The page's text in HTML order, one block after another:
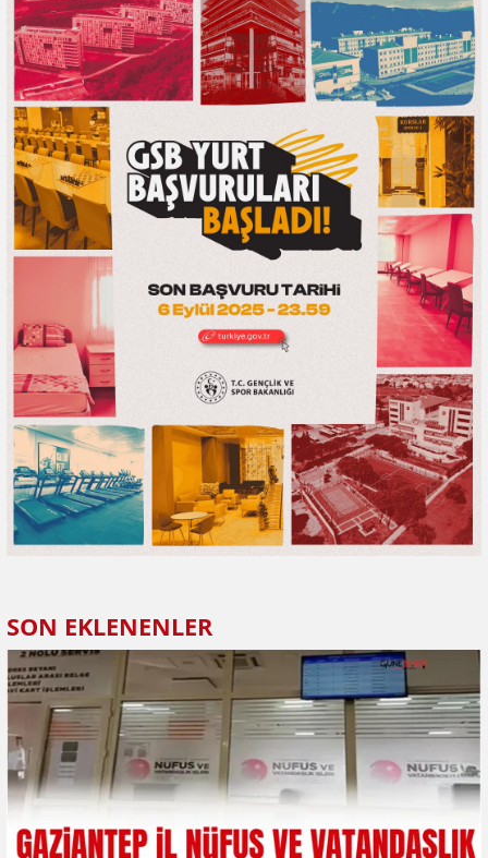
SON EKLENENLER